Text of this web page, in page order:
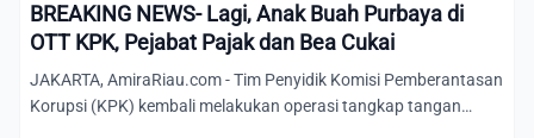
BREAKING NEWS- Lagi, Anak Buah Purbaya di
OTT KPK, Pejabat Pajak dan Bea Cukai
JAKARTA, AmiraRiau.com - Tim Penyidik Komisi Pemberantasan
Korupsi (KPK) kembali melakukan operasi tangkap tangan